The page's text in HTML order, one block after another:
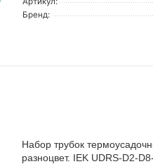
Бренд:
Набор трубок
разноцвет. IEK UDRS-D2-